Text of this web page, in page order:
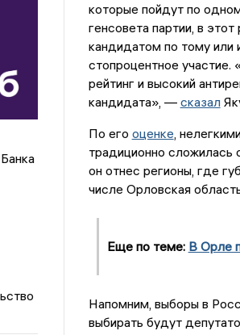
которые пойдут по
генсовета партии, в
кандидатом по тому или
стопроцентное
рейтинг и высокий
кандидата», — сказал
По его оценке,
традиционно сложилась
он отнес регионы, где
числе Орловская
Еще по теме: В Орле
Напомним, выборы в
выбирать будут